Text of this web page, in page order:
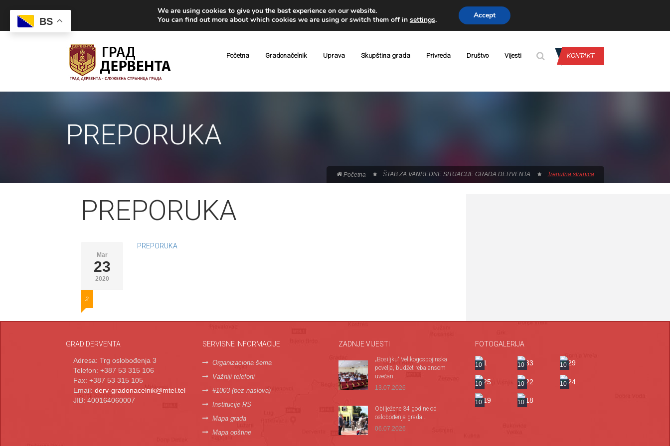
Početna Gradonačelnik Uprava Skupština grada Privreda Društvo Vijesti KONTAKT
PREPORUKA
Početna ŠTAB ZA VANREDNE SITUACIJE GRADA DERVENTA Trenutna stranica
PREPORUKA
Mar
23
2020
2
PREPORUKA
GRAD DERVENTA
Adresa: Trg oslobođenja 3
Telefon: +387 53 315 106
Fax: +387 53 315 105
Email: derv-gradonacelnik@mtel.tel
JIB: 400164060007
SERVISNE INFORMACIJE
Organizaciona šema
Važniji telefoni
#1003 (bez naslova)
Institucije RS
Mapa grada
Mapa opštine
ZADNJE VIJESTI
„Bosiljku“ Velikogospojinska
povelja, budžet rebalansom
uvećan...
13.07.2026
Оbilježene 34 godine od
oslobođenja grada...
06.07.2026
FOTOGALERIJA
10 10 10
10 10 10
10 10
BS
We are using cookies to give you the best experience on our website.
You can find out more about which cookies we are using or switch them off in settings. Accept